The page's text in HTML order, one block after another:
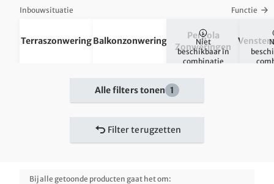
Functie
Inbouwsituatie
TerraszonweringBalkonzonwering
Pergola
Zonweringen
Niet
beschikbaar in
combinatie
Alle filters tonen 1
Filter terugzetten
Bij alle getoonde producten gaat het om: